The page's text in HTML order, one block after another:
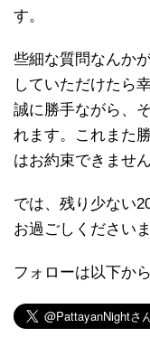
す。
些細な質問なんか
していただけたら
誠に勝手ながら、
れます。これまた
はお約束できません
では、残り少ない
お過ごしくださいま
フォローは以下か